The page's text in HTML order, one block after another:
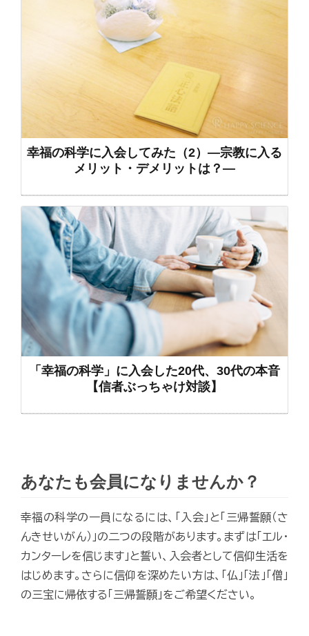
幸福の科学に入会してみた（2）―宗教に入る
メリット・デメリットは？―
「幸福の科学」に入会した20代、30代の本音
【信者ぶっちゃけ対談】
あなたも会員になりませんか？
幸福の科学の一員になるには、「入会」と「三帰誓願（さ
んきせいがん）」の二つの段階があります。まずは「エル・
カンターレを信じます」と誓い、入会者として信仰生活を
はじめます。さらに信仰を深めたい方は、「仏」「法」「僧」
の三宝に帰依する「三帰誓願」をご希望ください。